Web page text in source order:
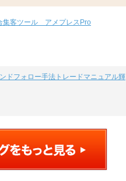
集客ツール アメプレスPro
ドフォロー手法トレードマニュアル輝